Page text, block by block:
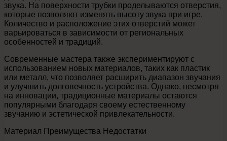
звука. На поверхности трубки проделываются отверстия,
которые позволяют изменять высоту звука при игре.
Количество и расположение этих отверстий может
варьироваться в зависимости от региональных
особенностей и традиций.
Современные мастера также экспериментируют с
использованием новых материалов, таких как пластик
или металл, что позволяет расширить диапазон звучания
и улучшить долговечность устройства. Однако, несмотря
на инновации, традиционные материалы остаются
популярными благодаря своему естественному
звучанию и эстетической привлекательности.
Материал Преимущества Недостатки